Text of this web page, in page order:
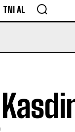
TNI AL